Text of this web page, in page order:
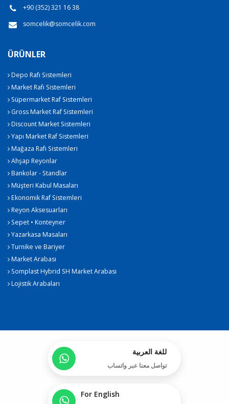
+90 (352) 321 16 38
somcelik@somcelik.com
ÜRÜNLER
Depo Rafı Sistemleri
Market Rafı Sistemleri
Süpermarket Raf Sistemleri
Gross Market Raf Sistemleri
Discount Market Sistemleri
Yapı Market Raf Sistemleri
Mağaza Rafı Sistemleri
Ahşap Reyonlar
Bankolar - Standlar
Müşteri Kabul Masaları
Ekonomik Raf Sistemleri
Reyon Aksesuarları
Sepet • Konteyner
Yazarkasa Masaları
Turnike ve Bariyer
Market Arabası
Somplast Hybrid SH Market Arabası
Lojistik Arabaları
للغة العربية
تواصل معنا عبر واتساب
For English